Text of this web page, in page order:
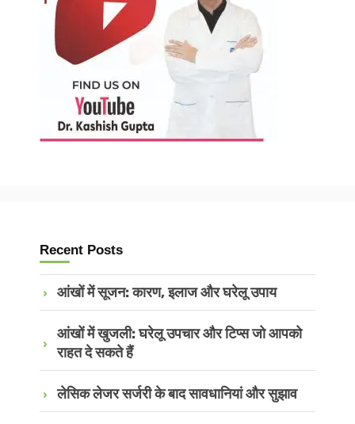
Recent Posts
आंखों में सूजन: कारण, इलाज और घरेलू उपाय
आंखों में खुजली: घरेलू उपचार और टिप्स जो आपको
राहत दे सकते हैं
लेसिक लेजर सर्जरी के बाद सावधानियां और सुझाव